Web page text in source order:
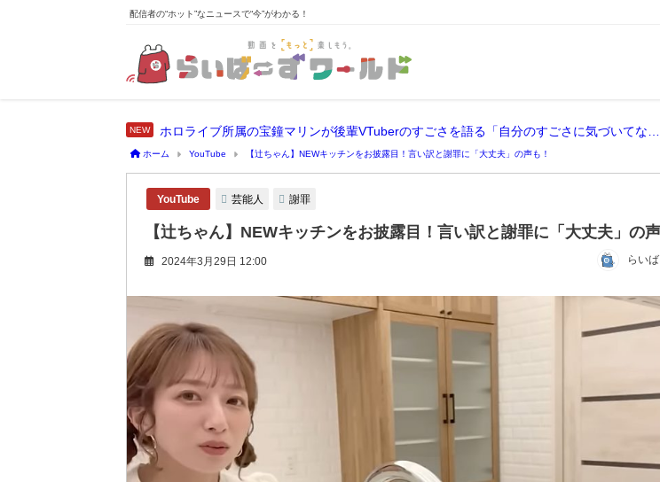
配信者の“ホット”なニュースで“今”がわかる！
ホーム YouTube 【辻ちゃん】NEWキッチンをお披露目！言い訳と謝罪に「大丈夫」の声も！
YouTube 芸能人 謝罪
【辻ちゃん】NEWキッチンをお披露目！言い訳と謝罪に「大丈夫」の声
2024年3月29日 12:00 らい